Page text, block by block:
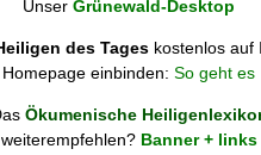
Unser Grünewald-Desktop
des Tages kostenlos auf
Homepage einbinden: So geht es
Ökumenische
weiterempfehlen? Banner + links